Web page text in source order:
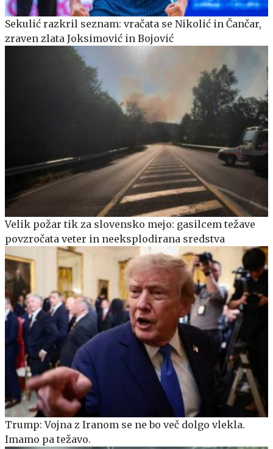
Sekulić razkril seznam: vračata se Nikolić in Čančar,
zraven zlata Joksimović in Bojović
Velik požar tik za slovensko mejo: gasilcem težave
povzročata veter in neeksplodirana sredstva
Trump: Vojna z Iranom se ne bo več dolgo vlekla.
Imamo pa težavo.